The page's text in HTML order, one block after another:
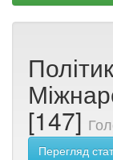
[147]
Перегляд